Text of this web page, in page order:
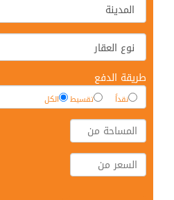
طريقة الدفع
نقداً تقسيط الكل